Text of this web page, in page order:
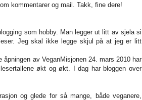
kommentarer og mail. Takk, fine dere!
som hobby. Man legger ut litt av sjela si
Jeg skal ikke legge skjul på at jeg er litt
åpningen av VeganMisjonen 24. mars 2010 har
økt og økt. I dag har bloggen over
og glede for så mange, både veganere,